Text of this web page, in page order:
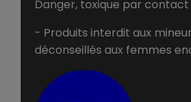
Danger, toxique par
- Produits interdit aux
déconseillés aux femmes